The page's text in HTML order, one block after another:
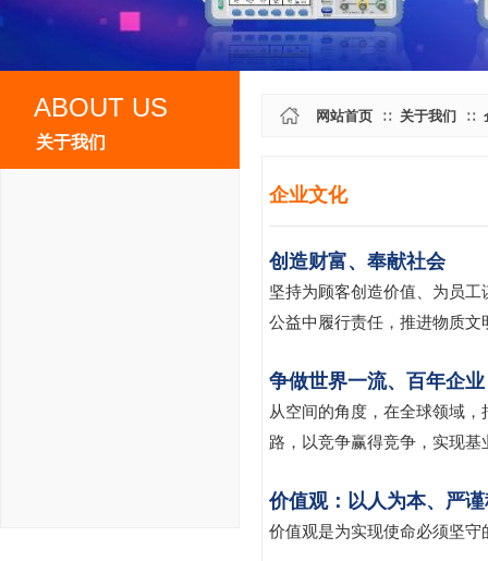
ABOUT US
关于我们
网站首页 ∷ 关于我们 ∷
企业文化
创造财富、奉献社会
坚持为顾客创造价值、为员
公益中履行责任，推进物质
争做世界一流、百年企业
从空间的角度，在全球领域
路，以竞争赢得竞争，实现基
价值观：以人为本、严
价值观是为实现使命必须坚